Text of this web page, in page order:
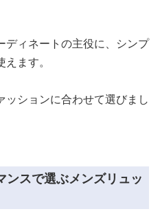
ディネートの主役に、シンプ
ます。
ッションに合わせて選びまし
ンスで選ぶメンズリュッ